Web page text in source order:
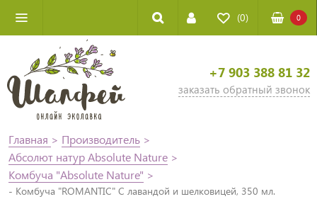
(0) 0
+7 903 388 81 32
заказать обратный звонок
Главная > Производитель >
Абсолют натур Absolute Nature >
Комбуча "Absolute Nature" >
- Комбуча "ROMANTIC" С лавандой и шелковицей, 350 мл.